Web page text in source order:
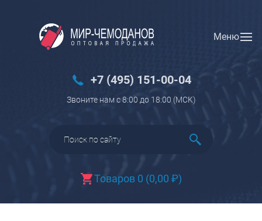
Меню
+7 (495) 151-00-04
Звоните нам с 8:00 до 18:00 (МCK)
Товаров 0 (0,00 ₽)
Вход Регистрация
Багаж
Чемоданы
Чемоданы детские
Пилоты на колесах
Рюкзаки детские для детских